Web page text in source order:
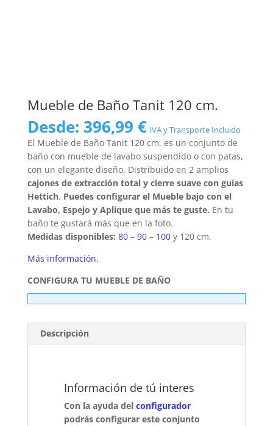
Mueble de Baño Tanit 120 cm.
Desde: 396,99 € IVA y Transporte Incluido
El Mueble de Baño Tanit 120 cm. es un conjunto de
baño con mueble de lavabo suspendido o con patas,
con un elegante diseño. Distribuido en 2 amplios
cajones de extracción total y cierre suave con guías
Hettich. Puedes configurar el Mueble bajo con el
Lavabo, Espejo y Aplique que más te guste. En tu
baño te gustará más que en la foto.
Medidas disponibles: 80– 90– 100y 120 cm.
Más información.
CONFIGURA TU MUEBLE DE BAÑO
Descripción
Información de tú interes
Con la ayuda delconfigurador
podrás configurar este conjunto